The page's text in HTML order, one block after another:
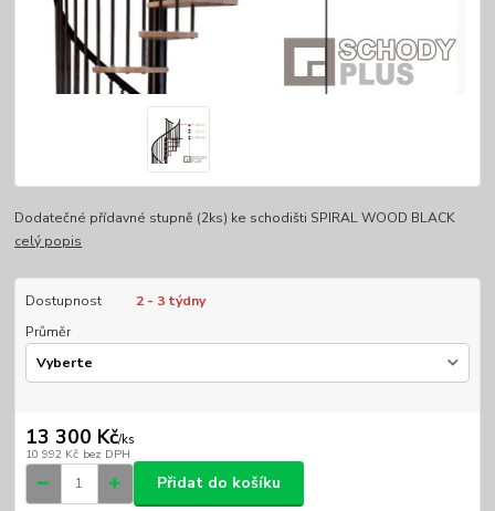
Dodatečné přídavné stupně (2ks) ke schodišti SPIRAL WOOD BLACK
celý popis
Dostupnost
2 - 3 týdny
Průměr
13 300 Kč/ks
10 992 Kč bez DPH
Přidat do košíku